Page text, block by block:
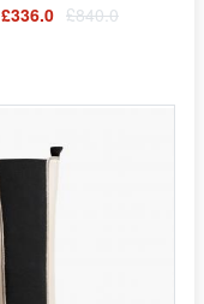
£336.0 £840.0